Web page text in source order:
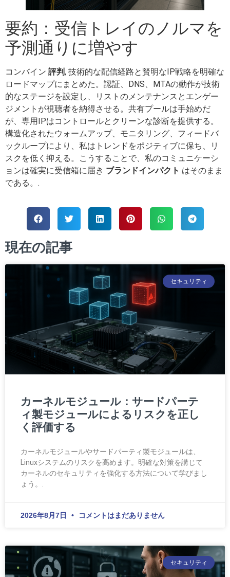
要約：受信トレイのノルマを
予測通りに増やす
コンバイン 評判, 技術的な配信経路と賢明なIP戦略を明確な
ロードマップにまとめた。認証、DNS、MTAの動作が技術
的なステージを設定し、リストのメンテナンスとエンゲー
ジメントが視聴者を納得させる。共有プールは手始めだ
が、専用IPはコントロールとクリーンな診断を提供する。
構造化されたウォームアップ、モニタリング、フィードバ
ックループにより、私はトレンドをポジティブに保ち、リ
スクを低く抑える。こうすることで、私のコミュニケーシ
ョンは確実に受信箱に届き ブランドインパクト はそのまま
である。.
現在の記事
セキュリティ
カーネルモジュール：サードパーテ
ィ製モジュールによるリスクを正し
く評価する
カーネルモジュールやサードパーティ製モジュールは、
Linuxシステムのリスクを高めます。明確な対策を講じて
カーネルのセキュリティを強化する方法について学びまし
ょう。.
2026年8月7日 コメントはまだありません
セキュリティ